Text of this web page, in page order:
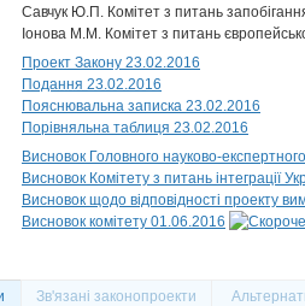
Савчук Ю.П. Комітет з питань запобігання
Іонова М.М. Комітет з питань
Проект Закону 23.02.2016
Подання 23.02.2016
Пояснювальна записка 23.02.2016
Порівняльна таблиця 23.02.2016
Висновок Головного науково-
Висновок Комітету з питань інтеграції
Висновок щодо відповідності проекту
Висновок комітету 01.06.2016
Зв'язані законопроекти